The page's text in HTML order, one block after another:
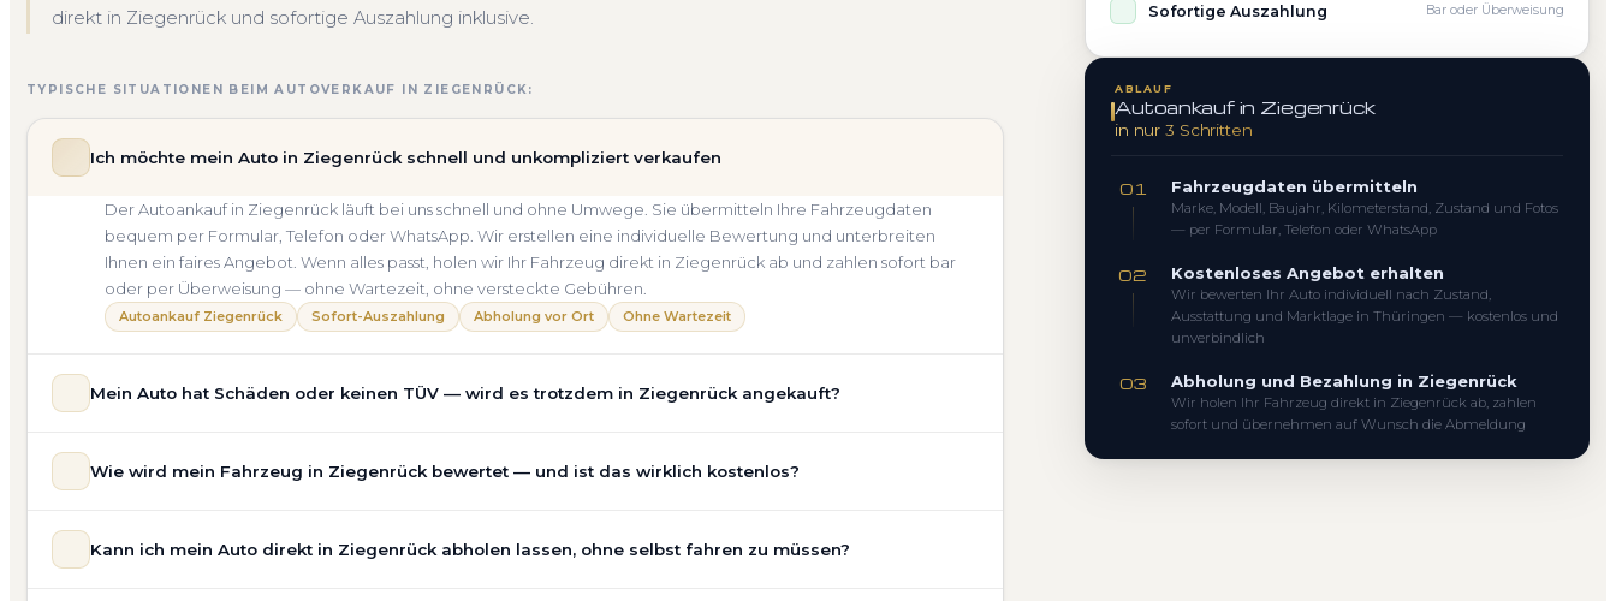
direkt in Ziegenrück und sofortige Auszahlung inklusive.
TYPISCHE SITUATIONEN BEIM AUTOVERKAUF IN ZIEGENRÜCK:
Ich möchte mein Auto in Ziegenrück schnell und unkompliziert verkaufen
Der Autoankauf in Ziegenrück läuft bei uns schnell und ohne Umwege. Sie übermitteln Ihre Fahrzeugdaten
bequem per Formular, Telefon oder WhatsApp. Wir erstellen eine individuelle Bewertung und unterbreiten
Ihnen ein faires Angebot. Wenn alles passt, holen wir Ihr Fahrzeug direkt in Ziegenrück ab und zahlen sofort bar
oder per Überweisung — ohne Wartezeit, ohne versteckte Gebühren.
Autoankauf Ziegenrück Sofort-Auszahlung Abholung vor Ort Ohne Wartezeit
Mein Auto hat Schäden oder keinen TÜV — wird es trotzdem in Ziegenrück angekauft?
allgemeinem Reparaturbedarf direkt in Ziegenrück an. Der Zustand Ihres Fahrzeugs fließt transparent in unsere
Unfallwagen Ziegenrück Motorschaden Ohne TÜV Getriebeschaden Faire Bewertung
Wie wird mein Fahrzeug in Ziegenrück bewertet — und ist das wirklich kostenlos?
prüfen Marke, Modell, Baujahr, Kilometerstand, Ausstattung, Pflegezustand und die aktuelle Marktlage. So
Kann ich mein Auto direkt in Ziegenrück abholen lassen, ohne selbst fahren zu müssen?
Sofortige Auszahlung Bar oder Überweisung
ABLAUF
Autoankauf in Ziegenrück
in nur 3 Schritten
01 Fahrzeugdaten übermitteln
Marke, Modell, Baujahr, Kilometerstand, Zustand und Fotos
— per Formular, Telefon oder WhatsApp
02 Kostenloses Angebot erhalten
Wir bewerten Ihr Auto individuell nach Zustand,
Ausstattung und Marktlage in Thüringen — kostenlos und
unverbindlich
03 Abholung und Bezahlung in Ziegenrück
Wir holen Ihr Fahrzeug direkt in Ziegenrück ab, zahlen
sofort und übernehmen auf Wunsch die Abmeldung